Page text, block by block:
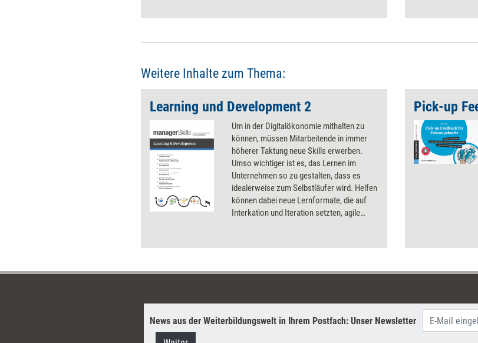
Weitere Inhalte zum Thema:
Learning und Development 2
Um in der Digitalökonomie mithalten zu
können, müssen Mitarbeitende in immer
höherer Taktung neue Skills erwerben.
Umso wichtiger ist es, das Lernen im
Unternehmen so zu gestalten, dass es
idealerweise zum Selbstläufer wird. Helfen
können dabei neue Lernformate, die auf
Interkation und Iteration setzten, agile
und gemeinsames Ausprobieren fördert
neue Formen verleihen kann.
News aus der Weiterbildungswelt in Ihrem Postfach: Unser Newsletter